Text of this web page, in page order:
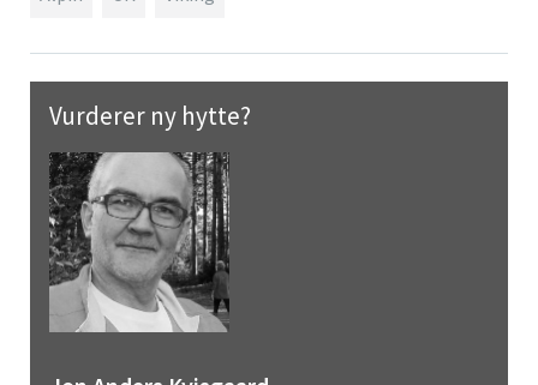
Vurderer ny hytte?